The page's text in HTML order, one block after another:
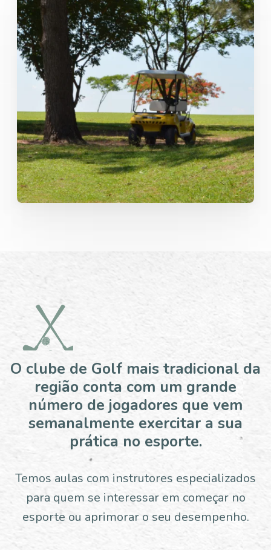
O clube de Golf mais tradicional da
região conta com um grande
número de jogadores que vem
semanalmente exercitar a sua
prática no esporte.
Temos aulas com instrutores especializados
para quem se interessar em começar no
esporte ou aprimorar o seu desempenho.